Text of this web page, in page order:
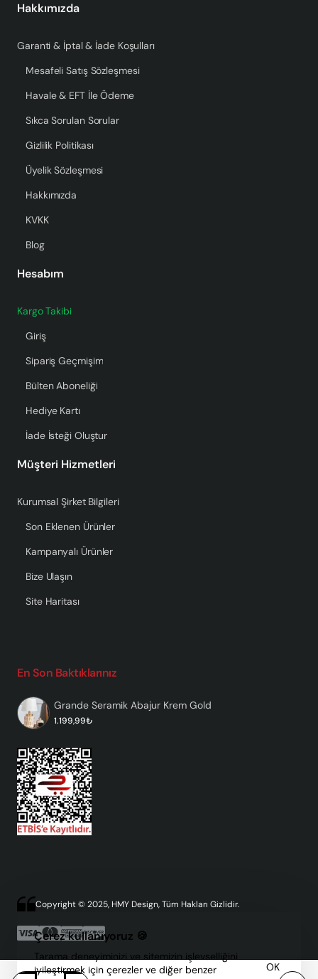
Çerez kullanıyoruz 🍪
Tarama deneyiminizi ve sitemizin işlevselliğini
iyileştirmek için çerezler ve diğer benzer
OK
Hakkımızda
Garanti & İptal & İade Koşulları
Mesafeli Satış Sözleşmesi
Havale & EFT İle Ödeme
Sıkca Sorulan Sorular
Gizlilik Politikası
Üyelik Sözleşmesi
Hakkımızda
KVKK
Blog
Hesabım
Kargo Takibi
Giriş
Sipariş Geçmişim
Bülten Aboneliği
Hediye Kartı
İade İsteği Oluştur
Müşteri Hizmetleri
Kurumsal Şirket Bilgileri
Son Eklenen Ürünler
Kampanyalı Ürünler
Bize Ulaşın
Site Haritası
En Son Baktıklarınız
Grande Seramik Abajur Krem Gold
1.199,99₺
Copyright © 2025, HMY Design, Tüm Hakları Gizlidir.